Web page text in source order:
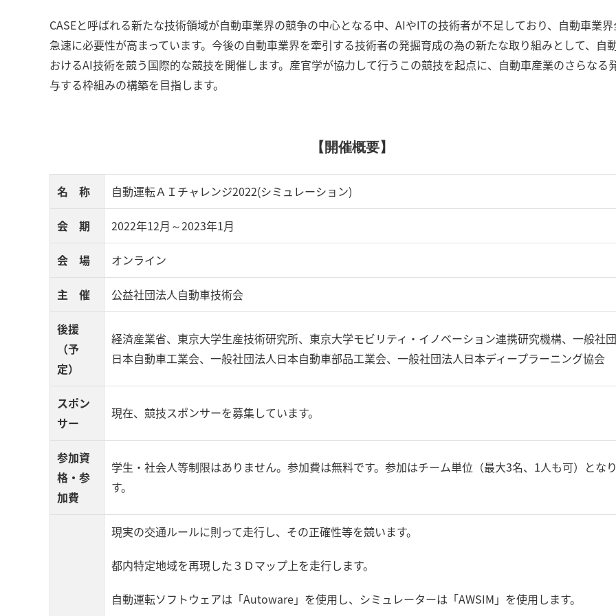
CASEと呼ばれる新たな技術領域が自動車業界の競争の中心となる中、AIやITの技術者が不足しており、自動車業
急速に必要性が高まっています。今後の自動車業界を牽引する技術者の発掘育成の為の新たな取り組みとして、自
おけるAI技術を競う国際的な競技を開催します。産官学が協力して行うこの競技を起点に、自動車産業のさらなる
与する枠組みの構築を目指します。
【開催概要】
名 称 自動運転ＡＩチャレンジ2022(シミュレーション)
会 期 2022年12月～2023年1月
会 場 オンライン
主 催 公益社団法人自動車技術会
後援
（予
定）
経済産業省、東京大学生産技術研究所、東京大学モビリティ・イノベーション連携研究機構、一般社
日本自動車工業会、一般社団法人日本自動車部品工業会、一般社団法人日本ディープラーニング協会
スポン
サー
現在、競技スポンサーを募集しています。
参加資
格・参
加費
学生・社会人等制限はありません。参加費は無料です。参加はチーム単位（最大3名、1人も可）とな
す。
現実の交通ルールに則って走行し、その正確性等を競います。
都内特定地域を再現した３Ｄマップ上を走行します。
自動運転ソフトウェアは「Autoware」を使用し、シミュレーターは「AWSIM」を使用します。